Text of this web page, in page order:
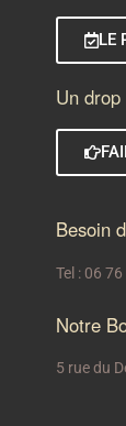
LE
Un
Besoin
Tel : 06
Notre
5 rue du